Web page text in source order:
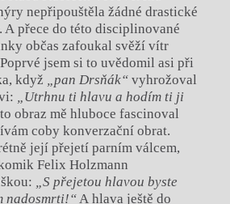
nepřipouštěla žádné drastické
přece do této disciplinované
občas zafoukal svěží vítr
jsem si to uvědomil asi při
když
„pan Drsňák“vyhrožoval
„Utrhnu ti hlavu a hodím ti ji
obraz mě hluboce fascinoval
coby konverzační obrat.
její přejetí parním válcem,
Felix Holzmann
„S přejetou hlavou byste
nadosmrti!“A hlava ještě do